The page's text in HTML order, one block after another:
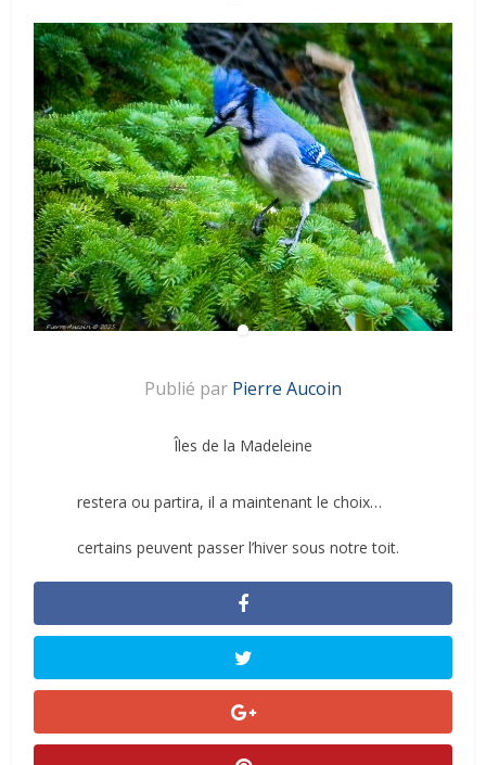
Publié par Pierre Aucoin
Îles de la Madeleine
restera ou partira, il a maintenant le choix…
certains peuvent passer l’hiver sous notre toit.